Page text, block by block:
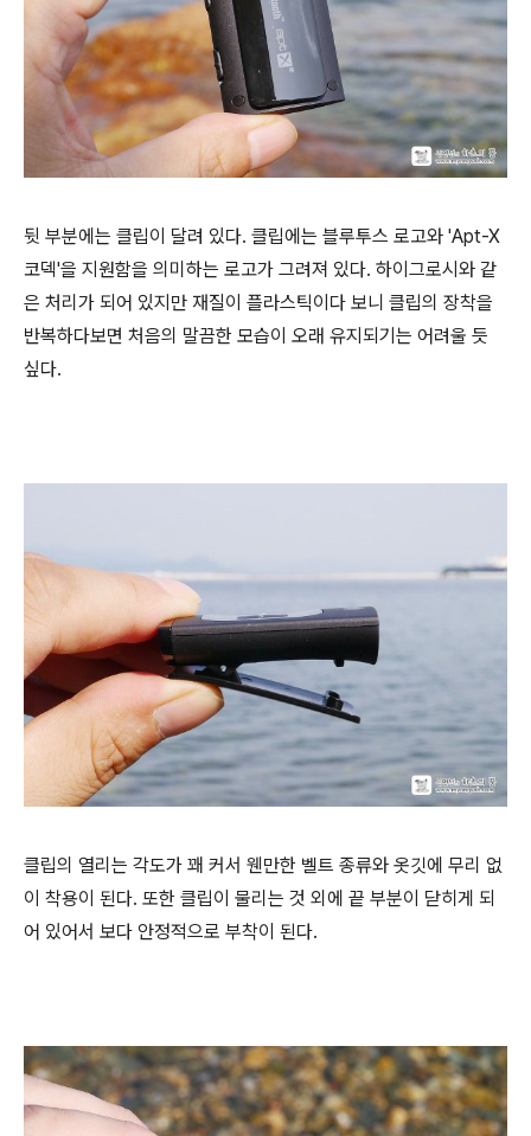
뒷 부분에는 클립이 달려 있다. 클립에는 블루투스 로고와 'Apt-X
코덱'을 지원함을 의미하는 로고가 그려져 있다. 하이그로시와 같
은 처리가 되어 있지만 재질이 플라스틱이다 보니 클립의 장착을
반복하다보면 처음의 말끔한 모습이 오래 유지되기는 어려울 듯
싶다.
클립의 열리는 각도가 꽤 커서 웬만한 벨트 종류와 옷깃에 무리 없
이 착용이 된다. 또한 클립이 물리는 것 외에 끝 부분이 닫히게 되
어 있어서 보다 안정적으로 부착이 된다.